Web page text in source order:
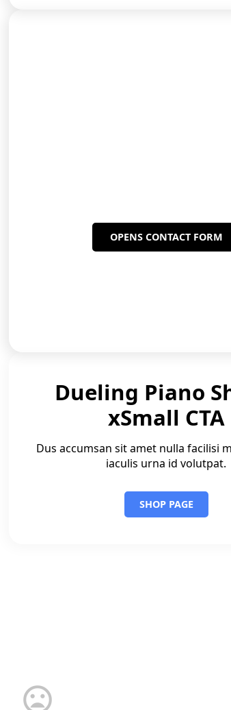
OPENS CONTACT FORM
Dueling Piano
xSmall CTA
Dus accumsan sit amet nulla facilisi
iaculis urna id volutpat.
SHOP PAGE